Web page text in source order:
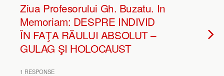
Ziua Profesorului Gh. Buzatu. In
Memoriam: DESPRE INDIVID
ÎN FAŢA RĂULUI ABSOLUT –
GULAG ŞI HOLOCAUST
1 RESPONSE